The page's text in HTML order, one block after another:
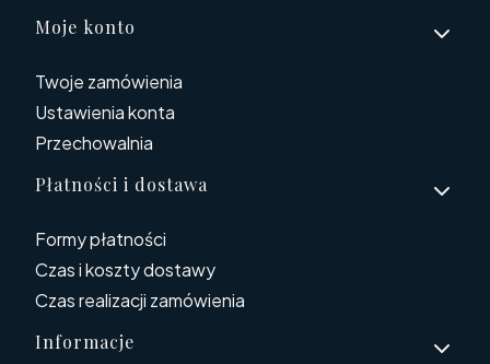
Linki w stopce
Moje konto
Twoje zamówienia
Ustawienia konta
Przechowalnia
Płatności i dostawa
Formy płatności
Czas i koszty dostawy
Czas realizacji zamówienia
Informacje